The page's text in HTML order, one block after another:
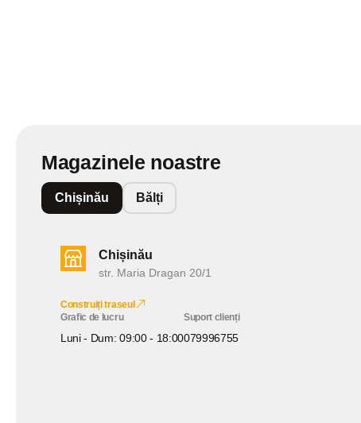
Magazinele noastre
Chișinău Bălți
Chișinău
str. Maria Dragan 20/1
Construiți traseul
Grafic de lucru
Luni - Dum: 09:00 - 18:00
Suport clienți
079996755